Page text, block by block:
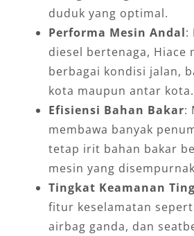
duduk yang optimal.
Performa Mesin Andal:
diesel bertenaga, Hiace
berbagai kondisi jalan,
kota maupun antar kota.
Efisiensi Bahan Bakar:
membawa banyak
tetap irit bahan bakar
mesin yang
Tingkat Keamanan
fitur keselamatan
airbag ganda, dan